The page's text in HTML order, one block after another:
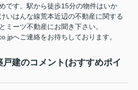
です。駅から徒歩15分の物件はいか
いはんな線荒本近辺の不動産に関する
ミーツ不動産にお聞き下さい。
へご連絡をお待ちしております。
建のコメント(おすすめポイ